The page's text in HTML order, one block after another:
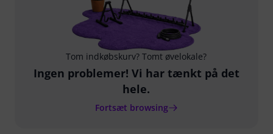
Tom indkøbskurv? Tomt øvelokale?
Ingen problemer! Vi har tænkt på det
hele.
Fortsæt browsing